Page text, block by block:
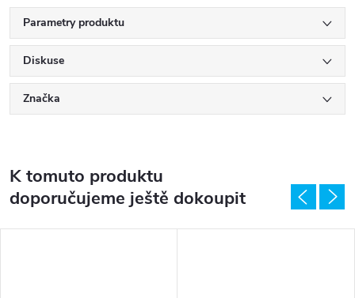
Parametry produktu
Diskuse
Značka
K tomuto produktu
doporučujeme ještě dokoupit